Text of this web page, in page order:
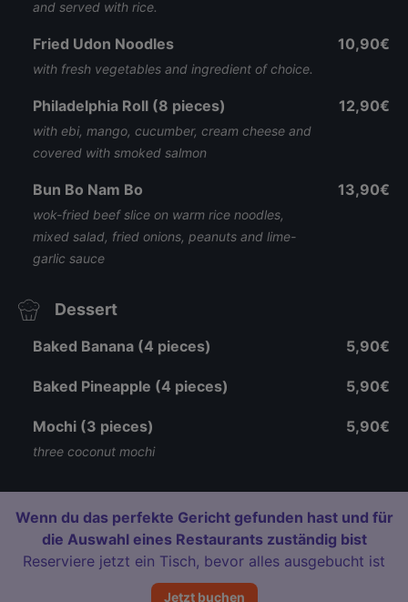
and served with rice.
Fried Udon Noodles
with fresh vegetables and ingredient of choice.
10,90€
Philadelphia Roll (8 pieces)
with ebi, mango, cucumber, cream cheese and
covered with smoked salmon
12,90€
Bun Bo Nam Bo
wok-fried beef slice on warm rice noodles,
mixed salad, fried onions, peanuts and lime-
garlic sauce
13,90€
Dessert
Baked Banana (4 pieces) 5,90€
Baked Pineapple (4 pieces) 5,90€
Mochi (3 pieces)
three coconut mochi
5,90€
Wenn du das perfekte Gericht gefunden hast und für
die Auswahl eines Restaurants zuständig bist
Reserviere jetzt ein Tisch, bevor alles ausgebucht ist
Jetzt buchen